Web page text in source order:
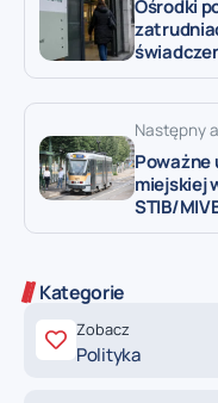
Ośrodki
Następny
Poważne
miejskiej
STIB/
Kategorie
Zobacz
Polityka